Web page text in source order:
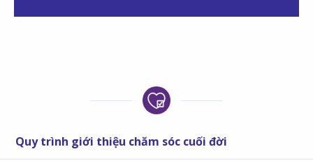
Quy trình giới thiệu chăm sóc cuối đời